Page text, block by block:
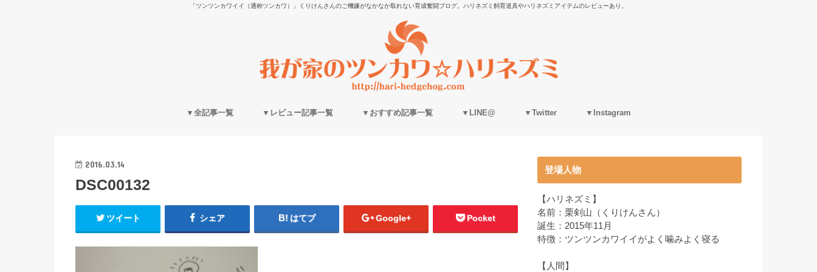
「ツンツンカワイイ（通称ツンカワ）」くりけんさんのご機嫌がなかなか取れない育成奮闘ブログ。ハリネズミ飼育道具やハリネズミアイテムのレビューあり。
▼全記事一覧 ▼レビュー記事一覧 ▼おすすめ記事一覧 ▼LINE@ ▼Twitter ▼Instagram
2016.03.14
DSC00132
ツイート シェア はてブ Google+ Pocket
登場人物
【ハリネズミ】
名前：栗剣山（くりけんさん）
誕生：2015年11月
特徴：ツンツンカワイイがよく噛みよく寝る
【人間】